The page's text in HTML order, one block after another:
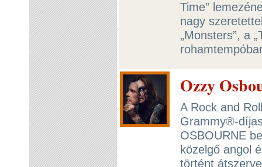
Time”
nagy
„Monsters”, a
Ozzy
A Rock and
Grammy®-
OSBOURNE
közelgő angol
történt